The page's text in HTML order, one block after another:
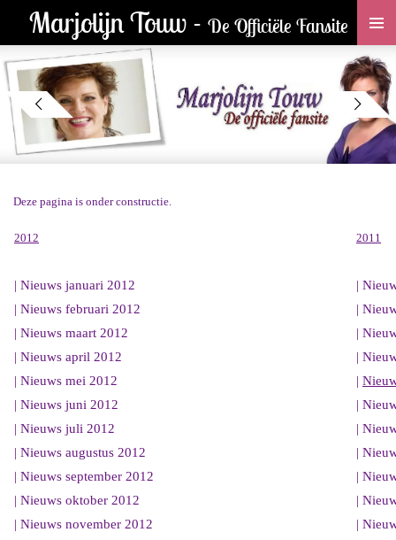
naar
de
hoofdinhoud
Marjolijn Touw - De Officiële Fansite
Deze pagina is onder constructie.
2012 2011
| Nieuws januari 2012
|
| Nieuws februari 2012
|
| Nieuws maart 2012
|
| Nieuws april 2012
|
| Nieuws mei 2012
|
| Nieuws juni 2012
|
| Nieuws juli 2012
|
| Nieuws augustus 2012
|
| Nieuws september 2012
|
| Nieuws oktober 2012
|
| Nieuws november 2012
|